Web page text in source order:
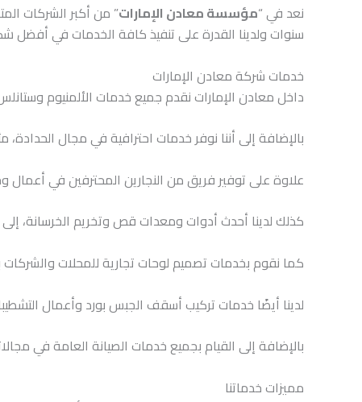
نعد في “مؤسسة معادن الإمارات” من أكبر الشركات
سنوات ولدينا القدرة على تنفيذ كافة الخدمات في أفضل
خدمات شركة معادن الإمارات
داخل معادن الإمارات نقدم جميع خدمات الألمنيوم
بالإضافة إلى أننا نوفر خدمات احترافية في مجال
علاوة على توفير فريق من النجارين المحترفين في أعمال
كذلك لدينا أحدث أدوات ومعدات قص وتخريم الخرسانة،
كما نقوم بخدمات تصميم لوحات تجارية للمحلات
لدينا أيضًا خدمات تركيب أسقف الجبس بورد وأعمال
بالإضافة إلى القيام بجميع خدمات الصيانة العامة في
مميزات خدماتنا